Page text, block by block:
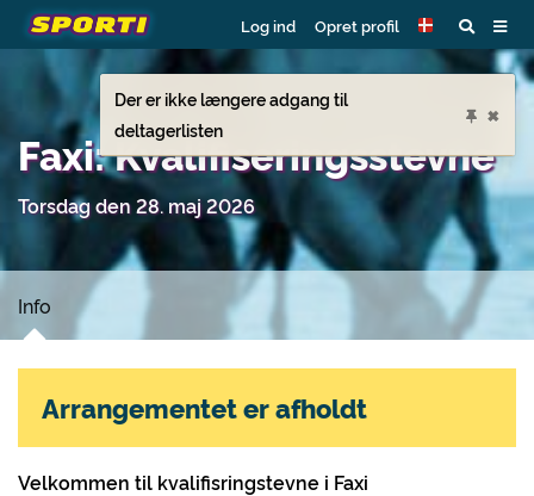
Log ind Opret profil
Faxi: Kvalifiseringsstevne
Torsdag den 28. maj 2026
Info
Velkommen til kvalifisringstevne i Faxi
Arrangementet er afholdt
Der er ikke længere adgang til
deltagerlisten
×